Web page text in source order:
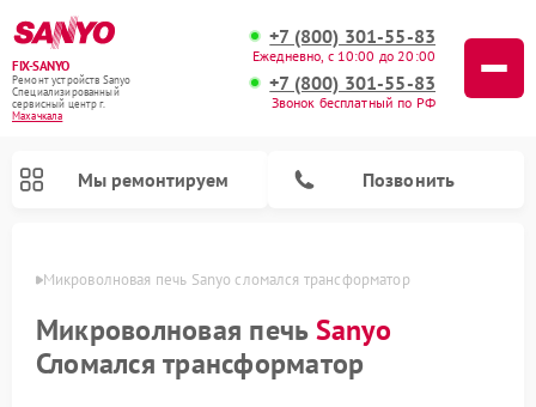
FIX-SANYO
Ремонт устройств Sanyo
Специализированный
cервисный центр г.
Махачкала
+7 (800) 301-55-83
Ежедневно, с 10:00 до 20:00
+7 (800) 301-55-83
Звонок бесплатный по РФ
Мы ремонтируем Позвонить
Микроволновая печь Sanyo сломался трансформатор
Микроволновая печьSanyo
Сломался трансформатор